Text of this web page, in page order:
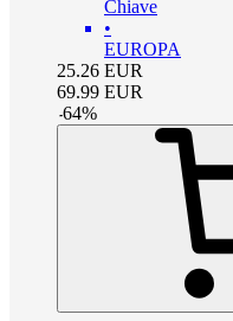
Chiave
•
EUROPA
25.26 EUR
69.99 EUR
-64%